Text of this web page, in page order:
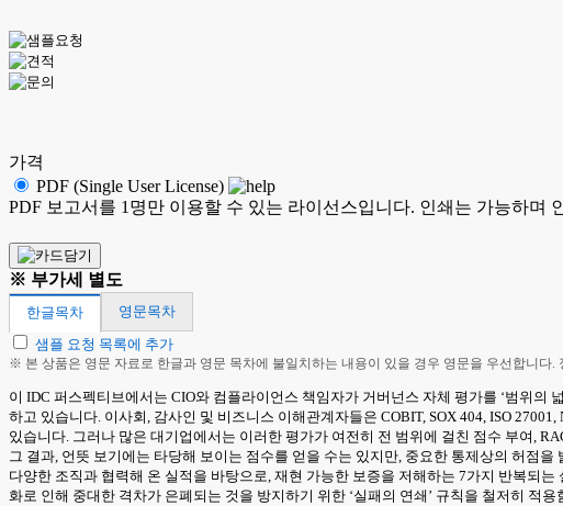
가격
PDF (Single User License)
PDF 보고서를 1명만 이용할 수 있는 라이선스입니다. 인쇄는 가능하며
※ 부가세 별도
한글목차
영문목차
샘플 요청 목록에 추가
※ 본 상품은 영문 자료로 한글과 영문 목차에 불일치하는 내용이 있을 경우 영문을 우선합니다
이 IDC 퍼스펙티브에서는 CIO와 컴플라이언스 책임자가 거버넌스 자체 평가를 ‘범위의
하고 있습니다. 이사회, 감사인 및 비즈니스 이해관계자들은 COBIT, SOX 404, ISO
있습니다. 그러나 많은 대기업에서는 이러한 평가가 여전히 전 범위에 걸친 점수 부여,
그 결과, 언뜻 보기에는 타당해 보이는 점수를 얻을 수는 있지만, 중요한 통제상의 허점
다양한 조직과 협력해 온 실적을 바탕으로, 재현 가능한 보증을 저해하는 7가지 반복되
화로 인해 중대한 격차가 은폐되는 것을 방지하기 위한 ‘실패의 연쇄’ 규칙을 철저히 적